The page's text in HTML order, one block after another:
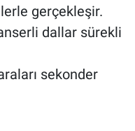
gerçekleşir.
dallar sürekli
sekonder